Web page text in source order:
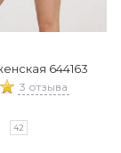
644163
3 отзыва
42